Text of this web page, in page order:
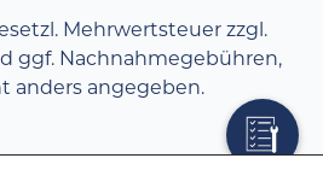
Mehrwertsteuer zzgl.
ggf. Nachnahmegebühren,
anders angegeben.